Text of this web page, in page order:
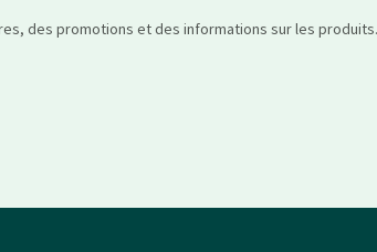
des promotions et des informations sur les